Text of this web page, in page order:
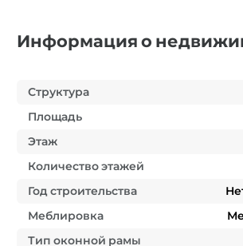
Информация о
Структура
Площадь
Этаж
Количество этажей
Год строительства
Меблировка
Тип оконной рамы